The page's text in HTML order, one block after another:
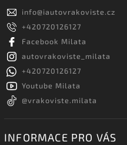
info@iautovrakoviste.cz
+420720126127
Facebook Milata
autovrakoviste_milata
+420720126127
Youtube Milata
@vrakoviste.milata
INFORMACE PRO VÁS